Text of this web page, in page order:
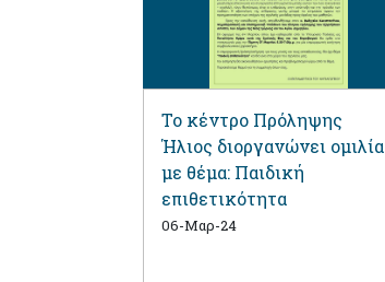
Το κέντρο Πρόληψης
Ήλιος διοργανώνει ομιλία
με θέμα: Παιδική
επιθετικότητα
06-Μαρ-24